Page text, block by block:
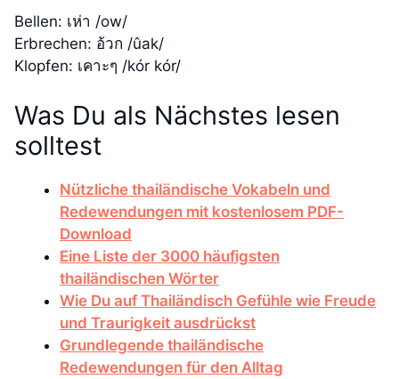
Bellen: เห่า /ow/
Erbrechen: อ้วก /ûak/
Klopfen: เคาะๆ /kór kór/
Was Du als Nächstes lesen
solltest
Nützliche thailändische Vokabeln und
Redewendungen mit kostenlosem PDF-
Download
Eine Liste der 3000 häufigsten
thailändischen Wörter
Wie Du auf Thailändisch Gefühle wie Freude
und Traurigkeit ausdrückst
Grundlegende thailändische
Redewendungen für den Alltag